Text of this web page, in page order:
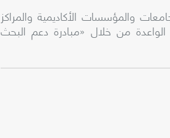
والمؤسسات الأكاديمية والمراكز
الواعدة من خلال «مبادرة دعم البحث